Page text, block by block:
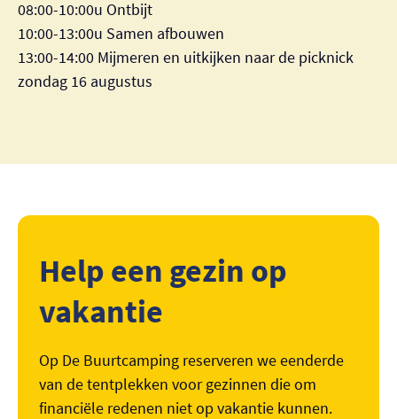
08:00-10:00u Ontbijt
10:00-13:00u Samen afbouwen
13:00-14:00 Mijmeren en uitkijken naar de picknick
zondag 16 augustus
Help een gezin op
vakantie
Op De Buurtcamping reserveren we eenderde
van de tentplekken voor gezinnen die om
financiële redenen niet op vakantie kunnen.